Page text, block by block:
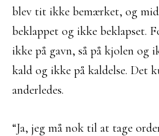
blev tit ikke bemærket, og
beklappet og ikke beklapset.
ikke på gavn, så på kjolen og
kald og ikke på kaldelse. Det
anderledes.
“Ja, jeg må nok til at tage